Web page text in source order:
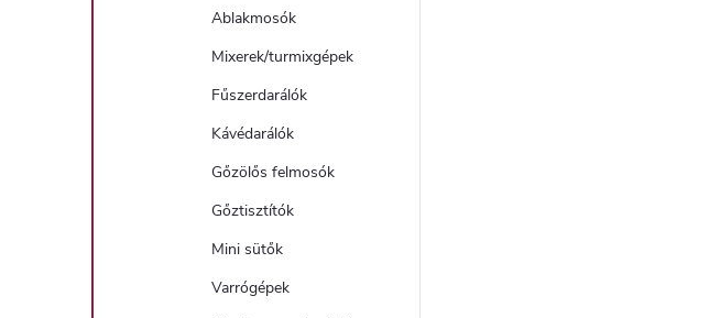
Ablakmosók
Mixerek/turmixgépek
Fűszerdarálók
Kávédarálók
Gőzölős felmosók
Gőztisztítók
Mini sütők
Varrógépek